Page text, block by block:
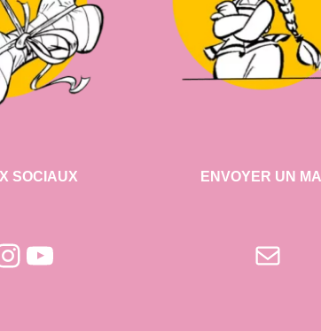
SOCIAUX
YouTube
ENVOYER UN
E-mail